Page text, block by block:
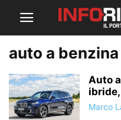
auto a
Auto
Marco